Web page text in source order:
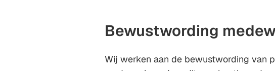
Bewustwording
Wij werken aan de bewustwording van